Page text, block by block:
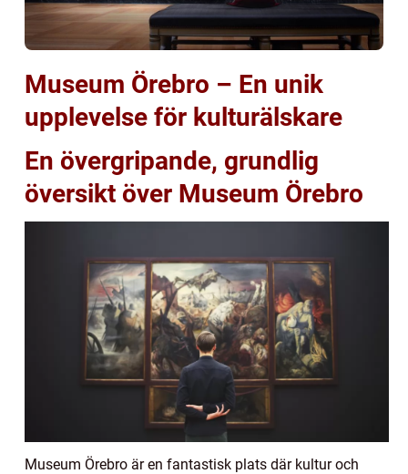
Museum Örebro – En unik
upplevelse för kulturälskare
En övergripande, grundlig
översikt över Museum Örebro
Museum Örebro är en fantastisk plats där kultur och